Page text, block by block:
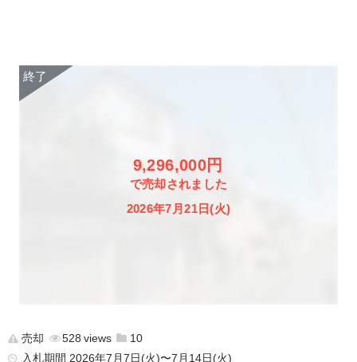
9,296,000円
で売却されました
2026年7月21日(火)
売却 528
10
入札期間 2026年7月7日(火)〜7月14日(火)